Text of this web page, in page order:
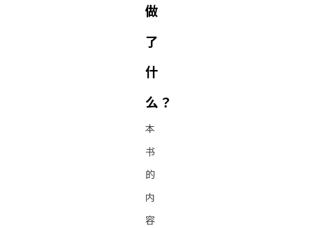
做
了
什
么？
本
书
的
内
容